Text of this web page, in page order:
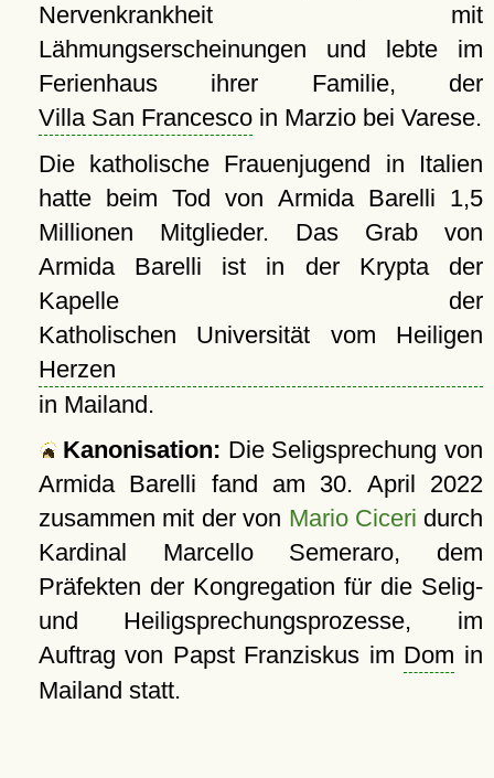
Nervenkrankheit mit
Lähmungserscheinungen und lebte im
Ferienhaus ihrer Familie, der
Villa San Francescoin Marzio bei Varese.
Die katholische Frauenjugend in Italien
hatte beim Tod von Armida Barelli 1,5
Millionen Mitglieder. Das Grab von
Armida Barelli ist in der Krypta der
Kapelle der
Katholischen Universität vom Heiligen
Herzen
in Mailand.
Kanonisation: Die Seligsprechung von
Armida Barelli fand am 30. April 2022
zusammen mit der von Mario Ciceri durch
Kardinal Marcello Semeraro, dem
Präfekten der Kongregation für die Selig-
und Heiligsprechungsprozesse, im
Auftrag von Papst Franziskus im Dom in
Mailand statt.